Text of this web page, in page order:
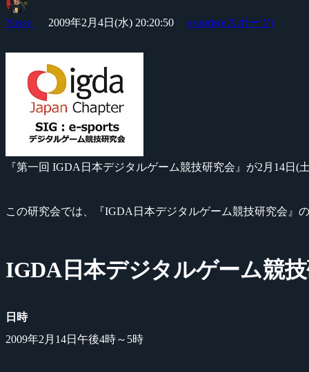
Yossy 2009年2月4日(水) 20:20:50 esports(eスポーツ)
『第一回 IGDA日本デジタルゲーム競技研究会』が2月14日
この研究会では、『IGDA日本デジタルゲーム競技研究会』
IGDA日本デジタルゲーム競
日時
2009年2月14日午後4時～5時